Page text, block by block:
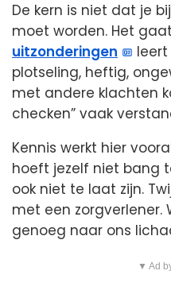
De kern is niet dat je
moet worden. Het
uitzonderingen
leert
plotseling, heftig,
met andere klachten
checken” vaak
Kennis werkt hier
hoeft jezelf niet bang
ook niet te laat zijn.
met een zorgverlener.
genoeg naar ons
▼ Ad